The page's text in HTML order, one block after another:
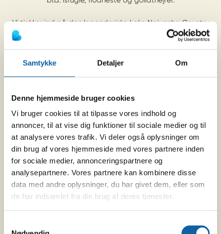
Samtykke Detaljer Om
Denne hjemmeside bruger cookies
Vi bruger cookies til at tilpasse vores indhold og
annoncer, til at vise dig funktioner til sociale medier og til
at analysere vores trafik. Vi deler også oplysninger om
din brug af vores hjemmeside med vores partnere inden
for sociale medier, annonceringspartnere og
analysepartnere. Vores partnere kan kombinere disse
data med andre oplysninger, du har givet dem, eller som
de har indsamlet fra din brug af deres tjenester.
Vi tjekker ind på den legendariske Lake Naivasha Country
Club, der i flere årtier har været base for internationale
held kan se antiloper springe over hegnet.
deres hjem. På den østlige bred sejler vi forbi den
halvmåneformede landtange Crescent Island, der blev
brugt til optagelser i Karen Blixen-filmen ”Mit Afrika”.